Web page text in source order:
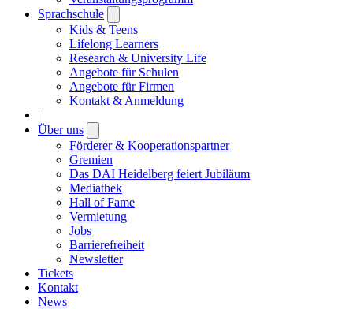
Sprachschule
submenu
Kids & Teens
Lifelong Learners
Research & University Life
Angebote für Schulen
Angebote für Firmen
Kontakt & Anmeldung
|
Über uns
submenu
Förderer & Kooperationspartner
Gremien
Das DAI Heidelberg feiert Jubiläum
Mediathek
Hall of Fame
Vermietung
Jobs
Barrierefreiheit
Newsletter
Tickets
Kontakt
News